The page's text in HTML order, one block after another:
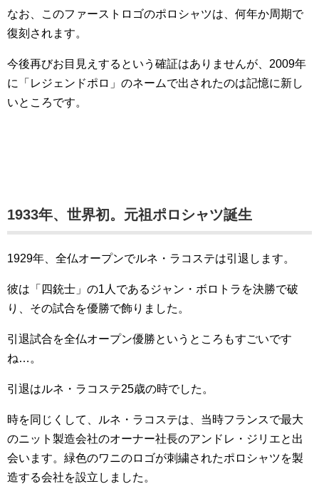
なお、このファーストロゴのポロシャツは、何年か周期で
復刻されます。
今後再びお目見えするという確証はありませんが、2009年
に「レジェンドポロ」のネームで出されたのは記憶に新し
いところです。
1933年、世界初。元祖ポロシャツ誕生
1929年、全仏オープンでルネ・ラコステは引退します。
彼は「四銃士」の1人であるジャン・ボロトラを決勝で破
り、その試合を優勝で飾りました。
引退試合を全仏オープン優勝というところもすごいです
ね…。
引退はルネ・ラコステ25歳の時でした。
時を同じくして、ルネ・ラコステは、当時フランスで最大
のニット製造会社のオーナー社長のアンドレ・ジリエと出
会います。緑色のワニのロゴが刺繍されたポロシャツを製
造する会社を設立しました。